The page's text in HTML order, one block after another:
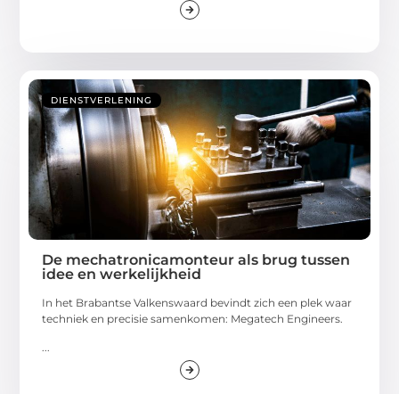
DIENSTVERLENING
De mechatronicamonteur als brug tussen
idee en werkelijkheid
In het Brabantse Valkenswaard bevindt zich een plek waar
techniek en precisie samenkomen: Megatech Engineers.
...